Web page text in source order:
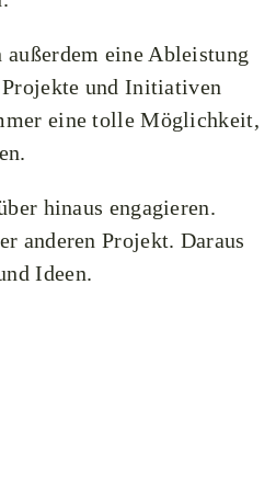
eine Ableistung
und Initiativen
eine tolle Möglichkeit,
hinaus engagieren.
anderen Projekt. Daraus
Ideen.